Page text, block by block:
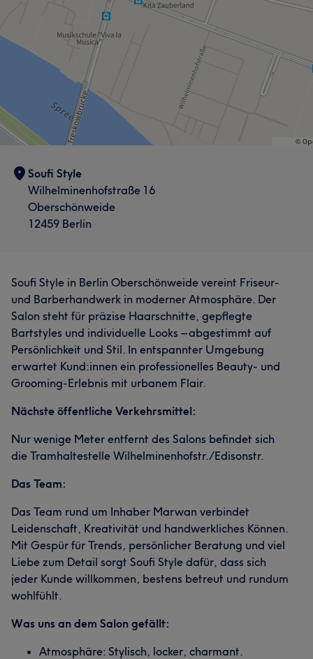
Soufi Style
Wilhelminenhofstraße 16
Oberschönweide
12459 Berlin
Soufi Style in Berlin Oberschönweide vereint Friseur-
und Barberhandwerk in moderner Atmosphäre. Der
Salon steht für präzise Haarschnitte, gepflegte
Bartstyles und individuelle Looks – abgestimmt auf
Persönlichkeit und Stil. In entspannter Umgebung
erwartet Kund:innen ein professionelles Beauty- und
Grooming-Erlebnis mit urbanem Flair.
Nächste öffentliche Verkehrsmittel:
Nur wenige Meter entfernt des Salons befindet sich
die Tramhaltestelle Wilhelminenhofstr./Edisonstr.
Das Team:
Das Team rund um Inhaber Marwan verbindet
Leidenschaft, Kreativität und handwerkliches Können.
Mit Gespür für Trends, persönlicher Beratung und viel
Liebe zum Detail sorgt Soufi Style dafür, dass sich
jeder Kunde willkommen, bestens betreut und rundum
wohlfühlt.
Was uns an dem Salon gefällt:
Atmosphäre: Stylisch, locker, charmant.